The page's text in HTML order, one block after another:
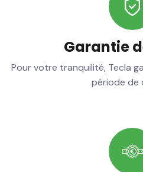
Garantie
Pour votre tranquilité, Tecla
période de